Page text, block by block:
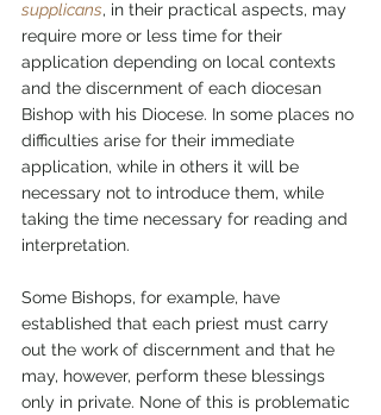
supplicans, in their practical aspects, may
require more or less time for their
application depending on local contexts
and the discernment of each diocesan
Bishop with his Diocese. In some places no
difficulties arise for their immediate
application, while in others it will be
necessary not to introduce them, while
taking the time necessary for reading and
interpretation.
Some Bishops, for example, have
established that each priest must carry
out the work of discernment and that he
may, however, perform these blessings
only in private. None of this is problematic